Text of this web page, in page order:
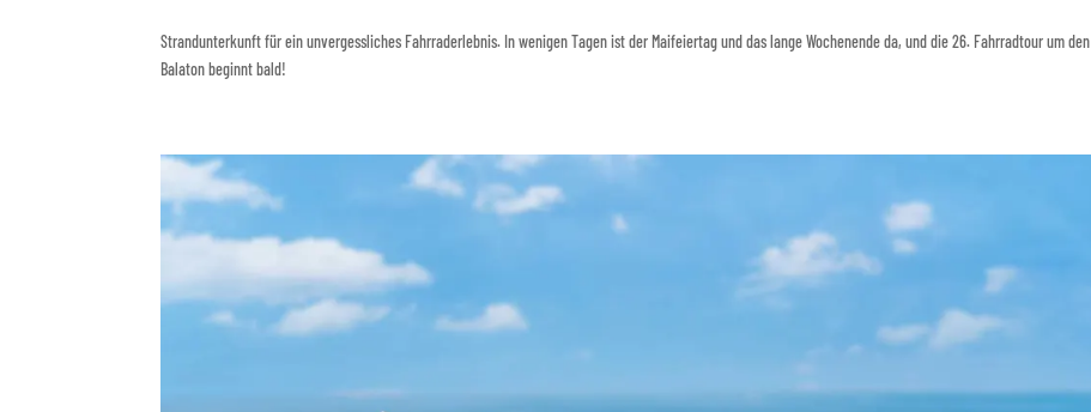
Strandunterkunft für ein unvergessliches Fahrraderlebnis. In wenigen Tagen ist der Maifeiertag und das lange Wochenende da, und die 26. Fahrradtour um den
Balaton beginnt bald!